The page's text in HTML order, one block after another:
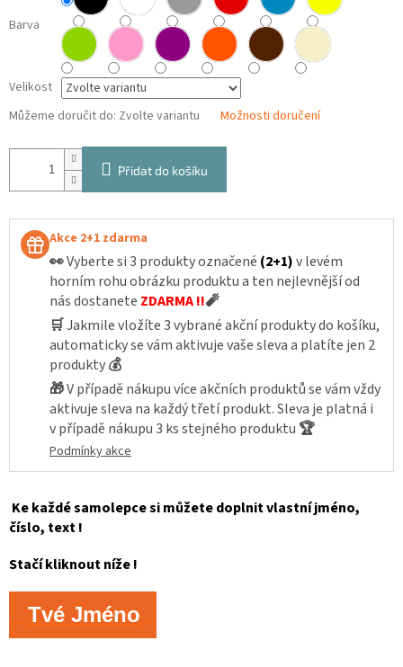
Barva
Velikost
Můžeme doručit do: Zvolte variantu Možnosti doručení
Přidat do košíku
Akce 2+1 zdarma
👀Vyberte si 3 produkty označené (2+1)v levém
horním rohu obrázku produktu a ten nejlevnější od
nás dostanete ZDARMA !!🧨
🛒Jakmile vložíte 3 vybrané akční produkty do košíku,
automaticky se vám aktivuje vaše sleva a platíte jen 2
produkty💰
🎁V případě nákupu více akčních produktů se vám vždy
aktivuje sleva na každý třetí produkt. Sleva je platná i
v případě nákupu 3 ks stejného produktu 🏆
Podmínky akce
Ke každé samolepce si můžete doplnit vlastní jméno,
číslo, text !
Stačí kliknout níže !
Tvé Jméno